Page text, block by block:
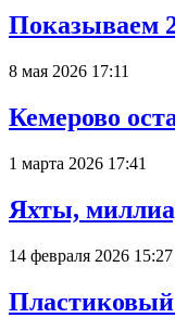
Показываем
8 мая 2026 17:11
Кемерово
1 марта 2026 17:41
Яхты,
14 февраля 2026 15:27
Пластиковый